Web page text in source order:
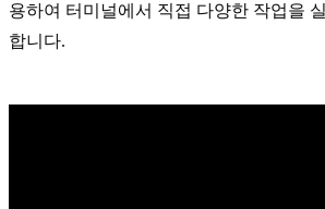
용하여 터미널에서 직접 다양한 작업을
합니다.